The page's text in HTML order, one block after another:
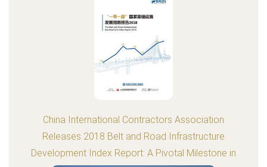
China International Contractors Association
Releases 2018 Belt and Road Infrastructure
Development Index Report: A Pivotal Milestone in